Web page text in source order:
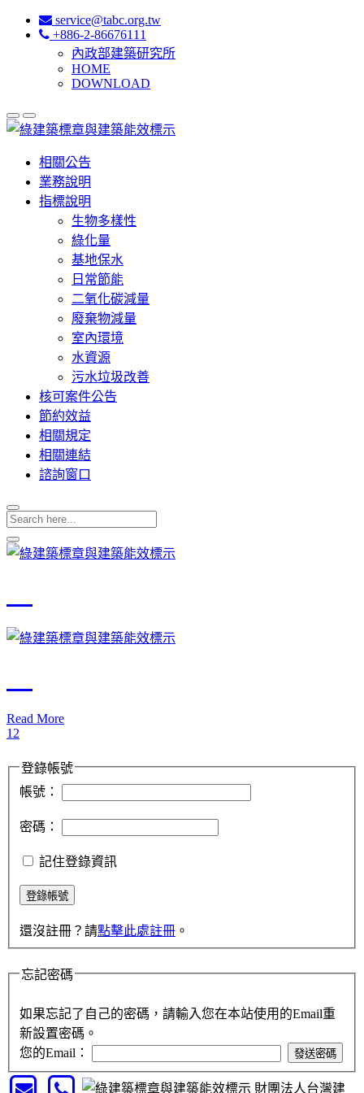
service@tabc.org.tw
+886-2-86676111
內政部建築研究所
HOME
DOWNLOAD
相關公告
業務說明
指標說明
生物多樣性
綠化量
基地保水
日常節能
二氧化碳減量
廢棄物減量
室內環境
水資源
污水垃圾改善
核可案件公告
節約效益
相關規定
相關連結
諮詢窗口
Read More
1 2
登錄帳號
帳號：
密碼：
記住登錄資訊
還沒註冊？請點擊此處註冊 。
忘記密碼
如果忘記了自己的密碼，請輸入您在本站使用的Email重
新設置密碼。
您的Email：
財團法人台灣建